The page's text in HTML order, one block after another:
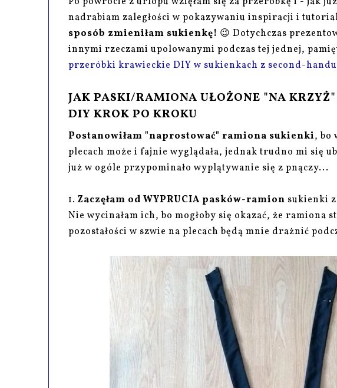
nadrabiam zaległości w pokazywaniu inspiracji i
sposób zmieniłam sukienkę! 😉 Dotychczas
innymi rzeczami upolowanymi podczas tej jednej,
przeróbki krawieckie DIY w sukienkach z second-handu
JAK PASKI/RAMIONA UŁOŻONE "NA
DIY KROK PO KROKU
Postanowiłam "naprostować" ramiona sukienki, bo
plecach może i fajnie wyglądała, jednak trudno mi się
już w ogóle przypominało wyplątywanie się z pnączy...
1. Zaczęłam od WYPRUCIA pasków-ramion sukienki
Nie wycinałam ich, bo mogłoby się okazać, że ramiona
pozostałości w szwie na plecach będą mnie drażnić